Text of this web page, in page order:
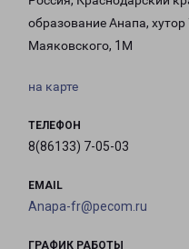
образование Анапа,
Маяковского, 1М
на карте
ТЕЛЕФОН
8(86133) 7-05-03
EMAIL
Anapa-fr@pecom.ru
ГРАФИК РАБОТЫ